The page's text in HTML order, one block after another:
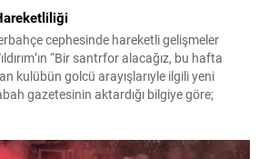
cephesinde hareketli gelişmeler
“Bir santrfor alacağız, bu hafta
kulübün golcü arayışlarıyle ilgili yeni
gazetesinin aktardığı bilgiye göre;
ettiği isimlerden biri Serhou Guirassy. Gineli
ile görüşmelerin sürdüğü, bonservis